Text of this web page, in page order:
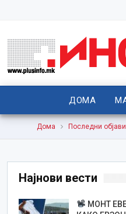
ДОМА
Дома Последни објави
Најнови вести
МОНТ